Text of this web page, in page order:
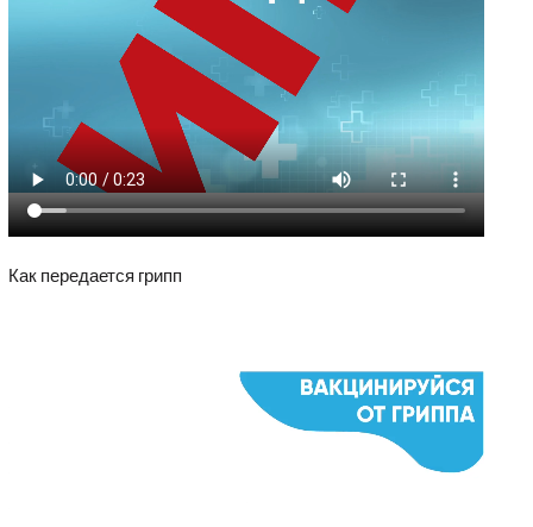
Как передается грипп